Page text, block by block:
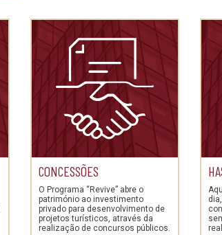
CONCESSÕES
O Programa “Revive” abre o
património ao investimento
privado para desenvolvimento de
projetos turísticos, através da
realização de concursos públicos.